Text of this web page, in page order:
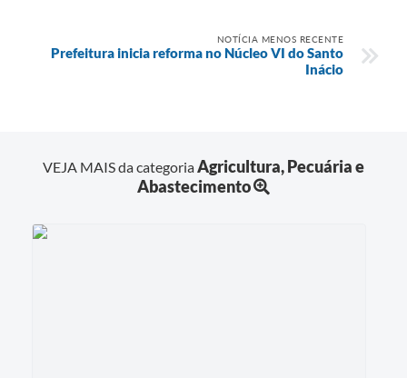
NOTÍCIA MENOS RECENTE
Prefeitura inicia reforma no Núcleo VI do Santo
Inácio
VEJA MAIS da categoriaAgricultura, Pecuária e
Abastecimento